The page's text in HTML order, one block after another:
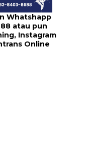
Whatshapp
atau pun
, Instagram
Online